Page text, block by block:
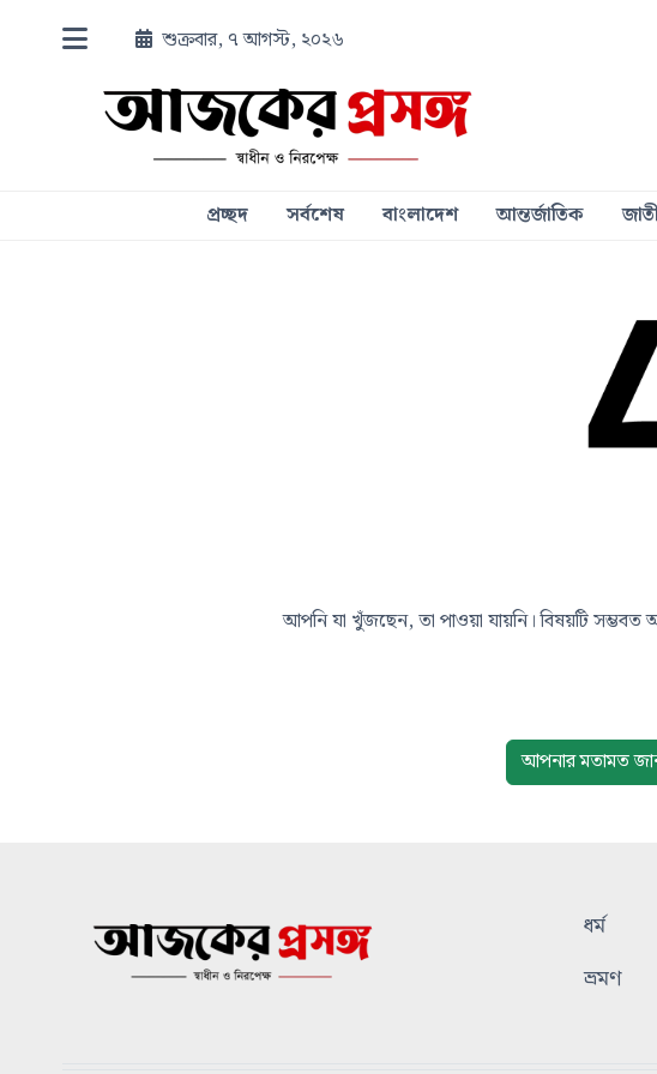
শুক্রবার, ৭ আগস্ট, ২০২৬
প্রচ্ছদ সর্বশেষ বাংলাদেশ আন্তর্জাতিক
আপনি যা খুঁজছেন, তা পাওয়া যায়নি। বিষয়টি
আপনার মতামত
ধর্ম
ভ্রমণ